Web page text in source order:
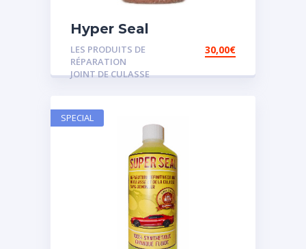
Hyper Seal
LES PRODUITS DE
RÉPARATION
JOINT DE CULASSE
30,00€
SPECIAL